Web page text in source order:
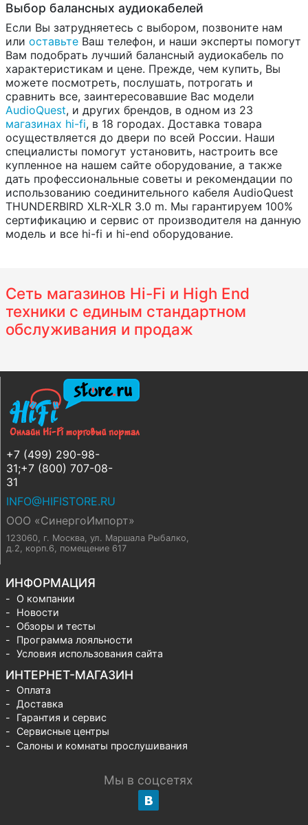
Выбор балансных аудиокабелей
Если Вы затрудняетесь с выбором, позвоните нам
или оставьте Ваш телефон, и наши эксперты помогут
Вам подобрать лучший балансный аудиокабель по
характеристикам и цене. Прежде, чем купить, Вы
можете посмотреть, послушать, потрогать и
сравнить все, заинтересовавшие Вас модели
AudioQuest, и других брендов, в одном из 23
магазинах hi-fi, в 18 городах. Доставка товара
осуществляется до двери по всей России. Наши
специалисты помогут установить, настроить все
купленное на нашем сайте оборудование, а также
дать профессиональные советы и рекомендации по
использованию соединительного кабеля AudioQuest
THUNDERBIRD XLR-XLR 3.0 m. Мы гарантируем 100%
сертификацию и сервис от производителя на данную
модель и все hi-fi и hi-end оборудование.
Сеть магазинов Hi-Fi и High End
техники с единым стандартном
обслуживания и продаж
+7 (499) 290-98-
31;+7 (800) 707-08-
31
INFO@HIFISTORE.RU
ООО «СинергоИмпорт»
123060, г. Москва, ул. Маршала Рыбалко,
д.2, корп.6, помещение 617
ИНФОРМАЦИЯ
О компании
Новости
Обзоры и тесты
Программа лояльности
Условия использования сайта
ИНТЕРНЕТ-МАГАЗИН
Оплата
Доставка
Гарантия и сервис
Сервисные центры
Салоны и комнаты прослушивания
Мы в соцсетях